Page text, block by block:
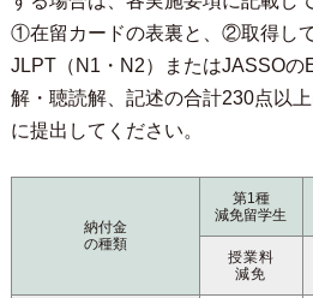
①在留カードの表裏と、②取得し
JLPT（N1・N2）またはJASSOの
解・聴読解、記述の合計230点以
に提出してください。
納付金
の種類
第1種
減免留学生
授業料
減免